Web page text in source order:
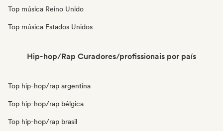
Top música Reino Unido
Top música Estados Unidos
Hip-hop/Rap Curadores/profissionais por país
Top hip-hop/rap argentina
Top hip-hop/rap bélgica
Top hip-hop/rap brasil